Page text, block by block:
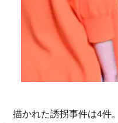
描かれた誘拐事件は4件